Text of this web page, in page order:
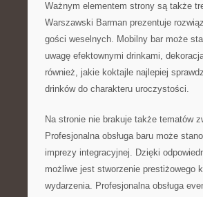
Ważnym elementem strony są także
Warszawski Barman prezentuje
gości weselnych. Mobilny bar może
uwagę efektownymi drinkami,
również, jakie koktajle najlepiej
drinków do charakteru uroczystości.
Na stronie nie brakuje także tematów
Profesjonalna obsługa baru może
imprezy integracyjnej. Dzięki
możliwe jest stworzenie prestiżowego
wydarzenia. Profesjonalna obsługa